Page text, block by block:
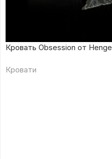
Кровать Obsession от Henge
Кровати